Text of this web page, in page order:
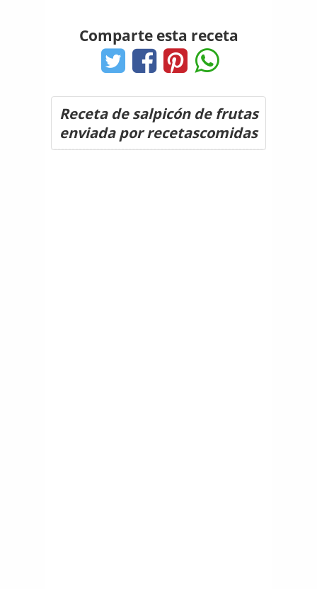
Comparte esta receta
Receta de salpicón de frutas
enviada por recetascomidas